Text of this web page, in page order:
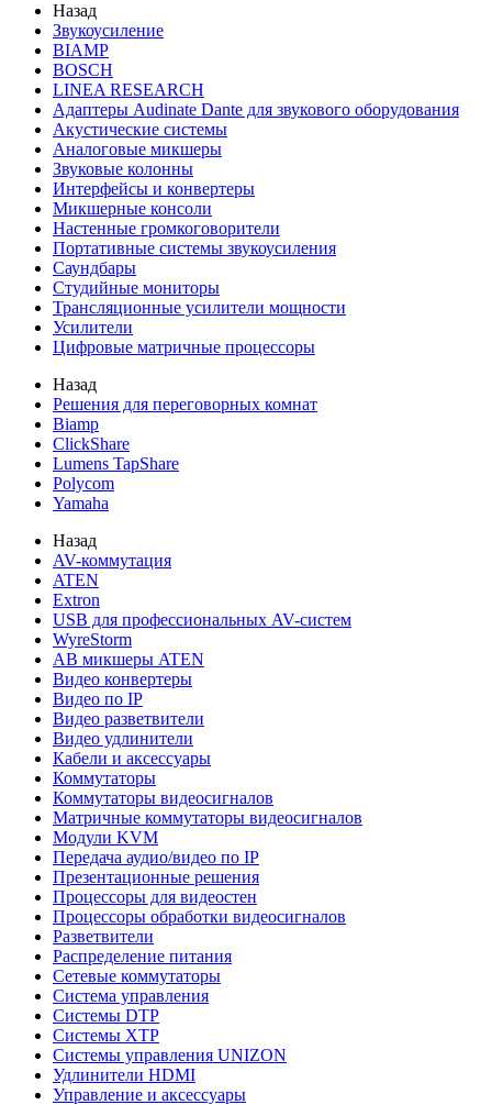
Назад
Звукоусиление
BIAMP
BOSCH
LINEA RESEARCH
Адаптеры Audinate Dante для звукового оборудования
Акустические системы
Аналоговые микшеры
Звуковые колонны
Интерфейсы и конвертеры
Микшерные консоли
Настенные громкоговорители
Портативные системы звукоусиления
Саундбары
Студийные мониторы
Трансляционные усилители мощности
Усилители
Цифровые матричные процессоры
Назад
Решения для переговорных комнат
Biamp
ClickShare
Lumens TapShare
Polycom
Yamaha
Назад
AV-коммутация
ATEN
Extron
USB для профессиональных AV-систем
WyreStorm
АВ микшеры ATEN
Видео конвертеры
Видео по IP
Видео разветвители
Видео удлинители
Кабели и аксессуары
Коммутаторы
Коммутаторы видеосигналов
Матричные коммутаторы видеосигналов
Модули KVM
Передача аудио/видео по IP
Презентационные решения
Процессоры для видеостен
Процессоры обработки видеосигналов
Разветвители
Распределение питания
Сетевые коммутаторы
Система управления
Системы DTP
Системы XTP
Системы управления UNIZON
Удлинители HDMI
Управление и аксессуары